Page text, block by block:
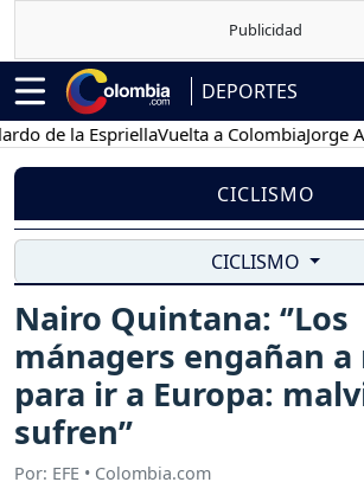
DEPORTES
la EspriellaVuelta a ColombiaJorge
CICLISMO
CICLISMO
Nairo Quintana: ‘’Los
mánagers engañan a
para ir a Europa:
sufren’’
Por: EFE • Colombia.com